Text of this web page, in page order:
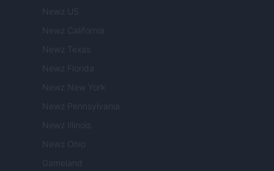
Newz US
Newz California
Newz Texas
Newz Florida
Newz New York
Newz Pennsylvania
Newz Illinois
Newz Ohio
Gameland